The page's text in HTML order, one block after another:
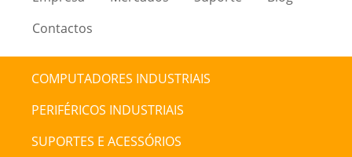
Contactos
COMPUTADORES INDUSTRIAIS
PERIFÉRICOS INDUSTRIAIS
SUPORTES E ACESSÓRIOS